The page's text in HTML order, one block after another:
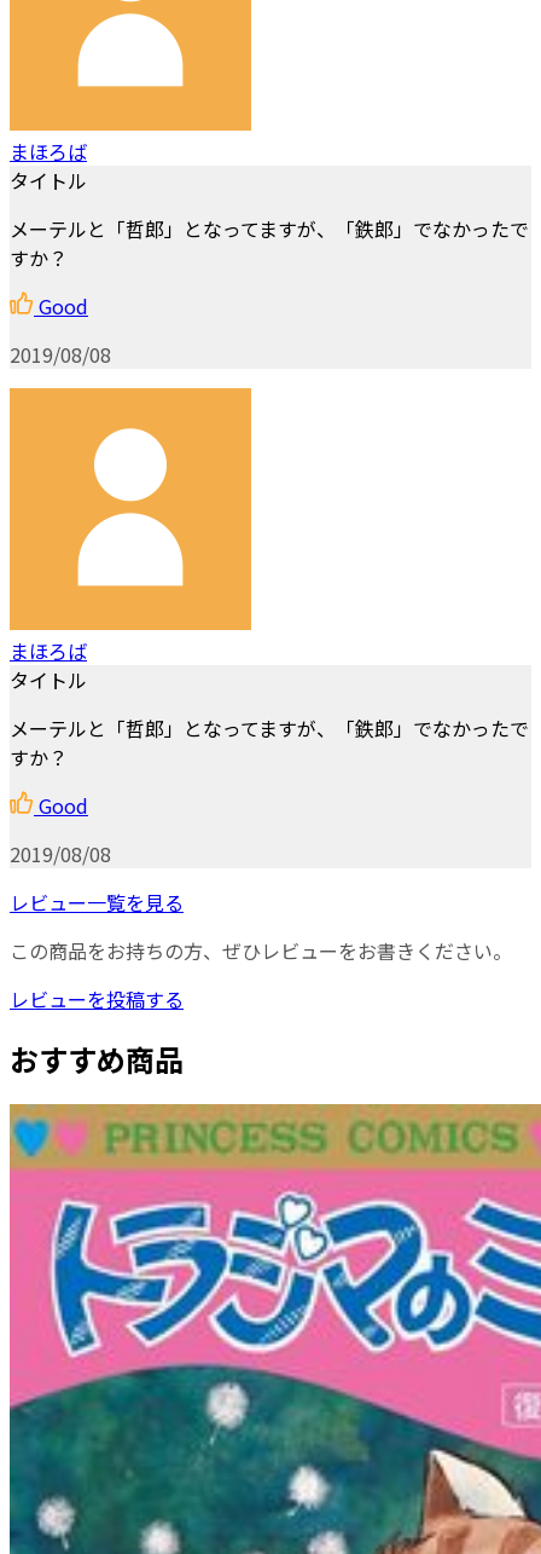
まほろば
タイトル
メーテルと「哲郎」となってますが、「鉄郎」でなかったで
すか？
Good
2019/08/08
まほろば
タイトル
メーテルと「哲郎」となってますが、「鉄郎」でなかったで
すか？
Good
2019/08/08
レビュー一覧を見る
この商品をお持ちの方、ぜひレビューをお書きください。
レビューを投稿する
おすすめ商品